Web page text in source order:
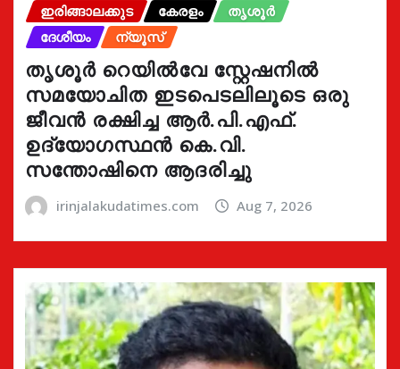
ഇരിങ്ങാലക്കുട കേരളം
തൃശൂർ
ദേശീയം
ന്യൂസ്
തൃശൂർ റെയിൽവേ സ്റ്റേഷനിൽ
സമയോചിത ഇടപെടലിലൂടെ ഒരു
ജീവൻ രക്ഷിച്ച ആർ.പി.എഫ്.
ഉദ്യോഗസ്ഥൻ കെ.വി.
സന്തോഷിനെ ആദരിച്ചു
irinjalakudatimes.com Aug 7, 2026